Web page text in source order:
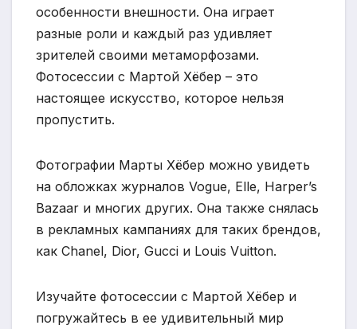
особенности внешности. Она играет
разные роли и каждый раз удивляет
зрителей своими метаморфозами.
Фотосессии с Мартой Хёбер – это
настоящее искусство, которое нельзя
пропустить.
Фотографии Марты Хёбер можно увидеть
на обложках журналов Vogue, Elle, Harper’s
Bazaar и многих других. Она также снялась
в рекламных кампаниях для таких брендов,
как Chanel, Dior, Gucci и Louis Vuitton.
Изучайте фотосессии с Мартой Хёбер и
погружайтесь в ее удивительный мир